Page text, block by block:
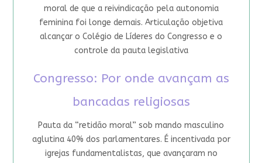
moral de que a reivindicação pela autonomia
feminina foi longe demais. Articulação objetiva
alcançar o Colégio de Líderes do Congresso e o
controle da pauta legislativa
Congresso: Por onde avançam as
bancadas religiosas
Pauta da “retidão moral” sob mando masculino
aglutina 40% dos parlamentares. É incentivada por
igrejas fundamentalistas, que avançaram no